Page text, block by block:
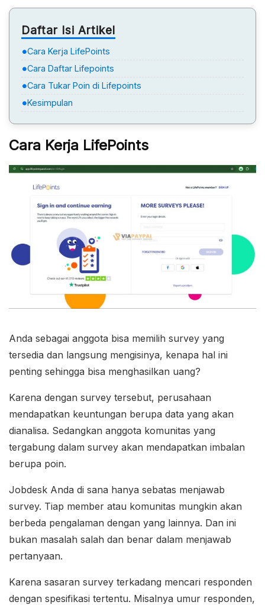
Daftar Isi Artikel
Cara Kerja LifePoints
Cara Daftar Lifepoints
Cara Tukar Poin di Lifepoints
Kesimpulan
Cara Kerja LifePoints
Anda sebagai anggota bisa memilih survey yang
tersedia dan langsung mengisinya, kenapa hal ini
penting sehingga bisa menghasilkan uang?
Karena dengan survey tersebut, perusahaan
mendapatkan keuntungan berupa data yang akan
dianalisa. Sedangkan anggota komunitas yang
tergabung dalam survey akan mendapatkan imbalan
berupa poin.
Jobdesk Anda di sana hanya sebatas menjawab
survey. Tiap member atau komunitas mungkin akan
berbeda pengalaman dengan yang lainnya. Dan ini
bukan masalah salah dan benar dalam menjawab
pertanyaan.
Karena sasaran survey terkadang mencari responden
dengan spesifikasi tertentu. Misalnya umur responden,